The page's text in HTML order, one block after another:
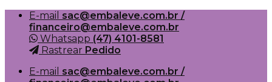
Skip
content
E-mail sac@embaleve.com.br /
financeiro@embaleve.com.br
Whatsapp (47) 4101-8581
Rastrear Pedido
E-mail sac@embaleve.com.br /